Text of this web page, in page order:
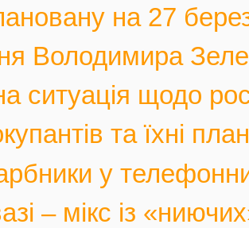
на 27
Володимира
ситуація щодо
та їхні
у
– мікс із